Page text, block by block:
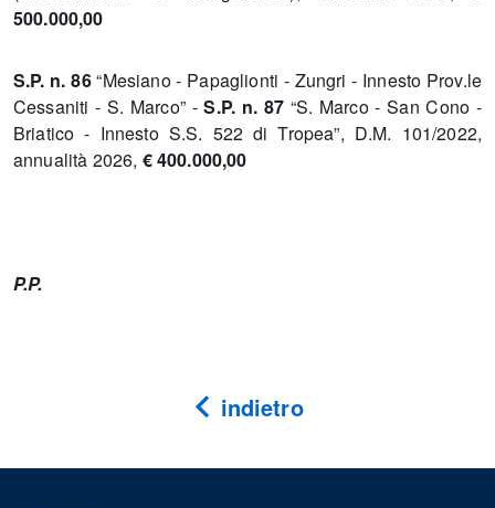
500.000,00
S.P. n. 86“Mesiano - Papaglionti - Zungri - Innesto Prov.le
Cessaniti - S. Marco” -S.P. n. 87 “S. Marco - San Cono -
Briatico - Innesto S.S. 522 di Tropea”, D.M. 101/2022,
annualità 2026, € 400.000,00
P.P.
indietro